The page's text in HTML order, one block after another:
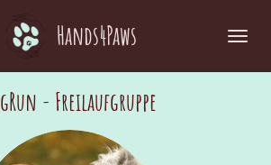
Hands4Paws
- Freilaufgruppe